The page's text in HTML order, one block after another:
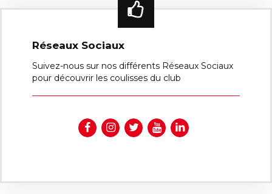
Réseaux Sociaux
Suivez-nous sur nos différents Réseaux Sociaux
pour découvrir les coulisses du club